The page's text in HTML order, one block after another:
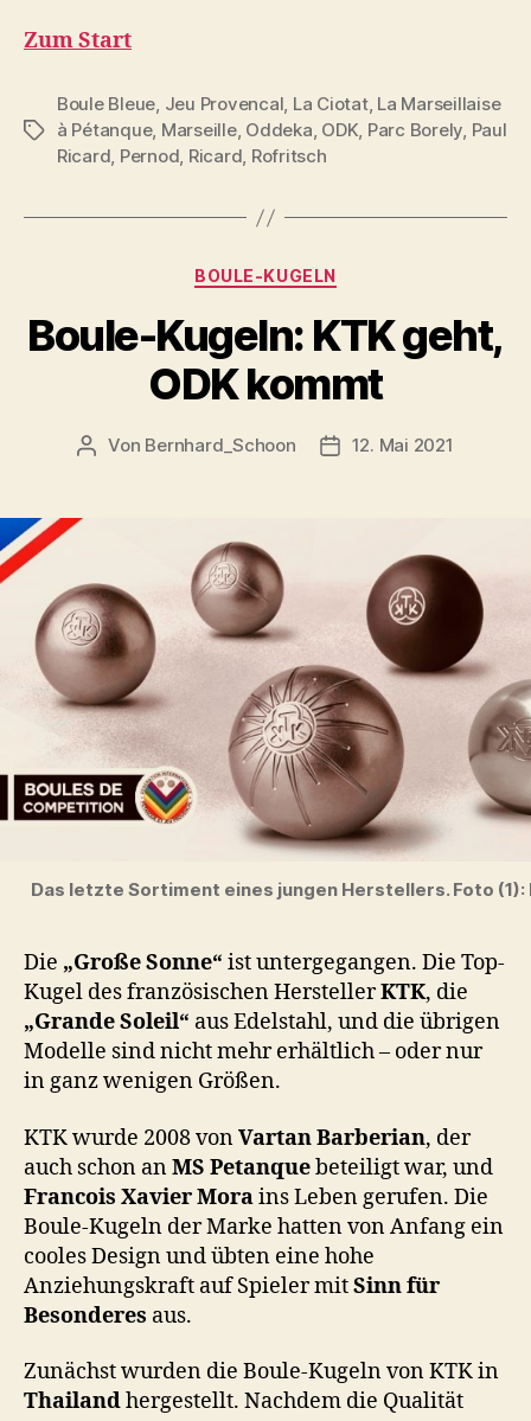
Zum Start
Schlagwörter
Boule Bleue, Jeu Provencal, La Ciotat, La Marseillaise
à Pétanque, Marseille, Oddeka, ODK, Parc Borely, Paul
Ricard, Pernod, Ricard, Rofritsch
Kategorien
BOULE-KUGELN
Boule-Kugeln: KTK geht,
ODK kommt
Beitragsautor
Von Bernhard_Schoon 12. Mai 2021
Das letzte Sortiment eines jungen Herstellers. Foto (1):
Die „Große Sonne“ ist untergegangen. Die Top-
Kugel des französischen HerstellerKTK, die
„Grande Soleil“ aus Edelstahl, und die übrigen
Modelle sind nicht mehr erhältlich – oder nur
in ganz wenigen Größen.
KTK wurde 2008 vonVartan Barberian, der
auch schon anMS Petanquebeteiligt war, und
Francois Xavier Morains Leben gerufen. Die
Boule-Kugeln der Marke hatten von Anfang ein
cooles Design und übten eine hohe
Anziehungskraft auf Spieler mitSinn für
Besonderes aus.
Zunächst wurden die Boule-Kugeln von KTK in
Thailandhergestellt. Nachdem die Qualität